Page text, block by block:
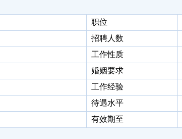
职位
招聘人数
工作性质
婚姻要求
工作经验
待遇水平
有效期至